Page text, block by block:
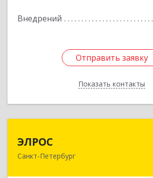
Внедрений
Отправить заявку
Показать контакты
Отправить заявку
Назад
ЭЛРОС
Санкт-Петербург
191024, Санкт-Петербург г,